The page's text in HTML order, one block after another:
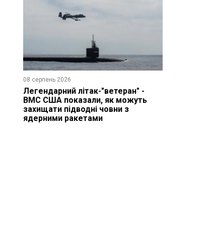
08 серпень 2026
Легендарний літак-"ветеран" -
ВМС США показали, як можуть
захищати підводні човни з
ядерними ракетами